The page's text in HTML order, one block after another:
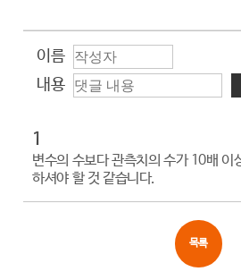
이름
내용
1
변수의 수보다 관측치의 수가 10배 이
하셔야 할 것 같습니다.
목록